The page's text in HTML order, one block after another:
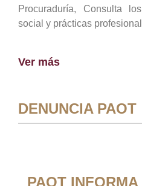
Procuraduría, Consulta
social y prácticas
Ver más
DENUNCIA PAOT
PAOT INFORMA